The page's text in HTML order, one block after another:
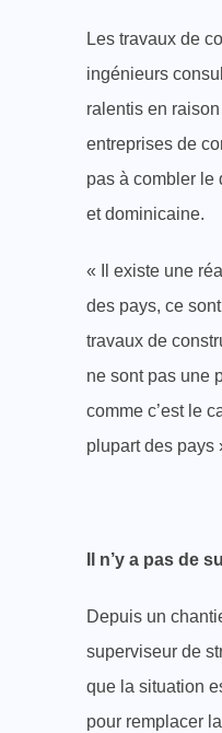
Les travaux de
ingénieurs
ralentis en
entreprises de
pas à combler le
et dominicaine.
« Il existe une
des pays, ce
travaux de
ne sont pas une
comme c’est le
plupart des pays
Il n’y a pas de
Depuis un
superviseur de
que la situation
pour remplacer